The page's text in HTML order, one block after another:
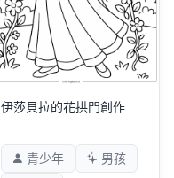
伊莎貝拉的花拱門創作
青少年
男孩